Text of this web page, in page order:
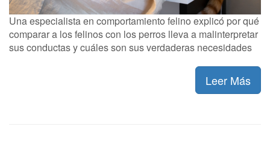
Una especialista en comportamiento felino explicó por qué
comparar a los felinos con los perros lleva a malinterpretar
sus conductas y cuáles son sus verdaderas necesidades
Leer Más